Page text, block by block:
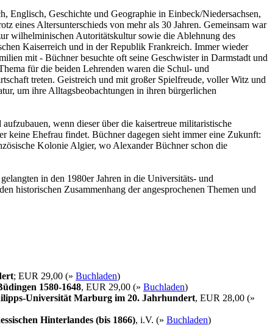
Englisch, Geschichte und Geographie in Einbeck/Niedersachsen,
eines Altersunterschieds von mehr als 30 Jahren. Gemeinsam war
wilhelminischen Autoritätskultur sowie die Ablehnung des
Kaiserreich und in der Republik Frankreich. Immer wieder
mit - Büchner besuchte oft seine Geschwister in Darmstadt und
für die beiden Lehrenden waren die Schul- und
treten. Geistreich und mit großer Spielfreude, voller Witz und
um ihre Alltagsbeobachtungen in ihren bürgerlichen
wenn dieser über die kaisertreue militaristische
keine Ehefrau findet. Büchner dagegen sieht immer eine Zukunft:
Kolonie Algier, wo Alexander Büchner schon die
in den 1980er Jahren in die Universitäts- und
historischen Zusammenhang der angesprochenen Themen und
; EUR 29,00 (» Buchladen)
1580-1648, EUR 29,00 (» Buchladen)
Universität Marburg im 20. Jahrhundert, EUR 28,00 (»
Hinterlandes (bis 1866), i.V. (» Buchladen)